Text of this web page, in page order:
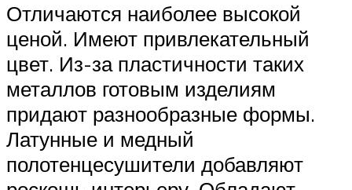
Отличаются наиболее высокой
ценой. Имеют привлекательный
цвет. Из-за пластичности таких
металлов готовым изделиям
придают разнообразные формы.
Латунные и медный
полотенцесушители добавляют